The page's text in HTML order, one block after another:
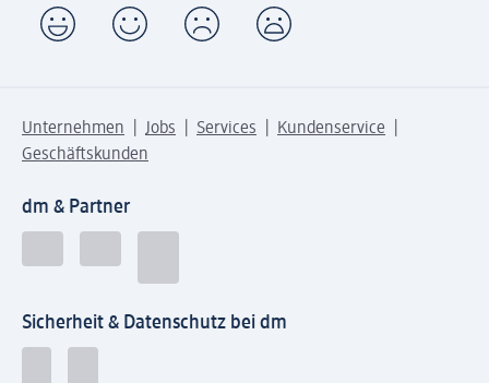
Unternehmen Jobs Services
Kundenservice
Geschäftskunden
dm & Partner
Sicherheit & Datenschutz bei dm